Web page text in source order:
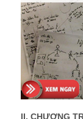
II. CHƯƠNG